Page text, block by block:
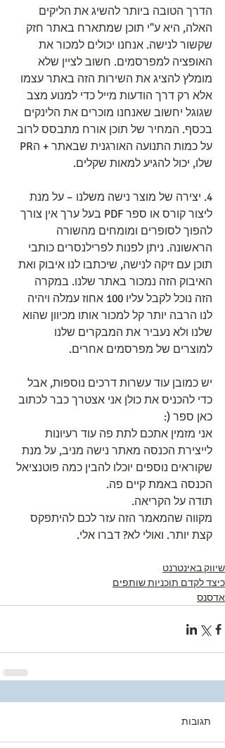
הדרך הטובה ביותר להשיג את הליקים
האלה, היא ע"י תוכן שמתארח באתר חזק
שקשור לנישה. אנחנו יכולים למכור את
האופציה למפרסמים. חשוב לציין שלא
מומלץ להציג את השירות הזה באתר עצמו
אלא רק דרך הודעות מייל כדי למנוע מצב
שגוגל יחשוב שאנחנו מוכרים את הלינקים
בכסף. המחיר של תוכן אורח מתבסס לרוב
שלו, יכול להגיע למאות שקלים.
4. יצירה של מוצר נישה משלנו – על מנת
ליצור קורס או ספר PDF בעל ערך אין צורך
להפוך לסופרים ומומחים מהשורה
הראשונה. ניתן לפנות לפרילנסרים כותבי
תוכן עם זיקה לנישה, שיכתבו לנו איבוק ואת
האיבוק הזה נמכור באתר שלנו. במקרה
הזה נוכל לקבל עליו 100 אחוז עמלה ויהיה
לנו הרבה יותר קל למכור אותו מכיוון שהוא
שלנו ולא נעביר את המבקרים שלנו
למוצרים של מפרסמים אחרים.
יש כמובן עוד עשרות דרכים נוספות, אבל
כדי להכניס את כולן אני אצטרך כבר לכתוב
כאן ספר (:
אני מזמין אתכם לתת פה עוד רעיונות
לייצירת הכנסה מאתר נישה מניב, על מנת
שקוראים נוספים יוכלו להבין כמה פוטנציאל
הכנסה באמת קיים פה.
תודה על הקריאה.
מקווה שהמאמר הזה עזר לכם להיתפקס
קצת יותר. ואולי לא? דברו אלי.
שיווק באינטרנט
כיצד לקדם תוכניות שותפים
אדסנס
תגובות